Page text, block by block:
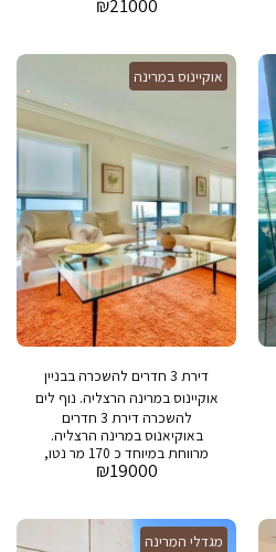
שח דמי אחזקה: 3,000 שח בבניין
: בריכת שחייה, חדר כושר, חניה
ושמירה 24/7 תיווך א.א. יפית
נכסי יוקרה. מתווך איתן בן ארי
054-4421444 מתווך ירון בן ארי
052-6960066 משרד תיווך
במרינה הרצליה
www.aayafit.co.il
#מרינההרצליה #דירהלהשכרה
#דירהלמכירה #הרצליהפיתוח
#הרצליה #נכסייוקרה #יוקרה
#ישראל #מרינה #תיווךתלאביב
#תיווךמרינההרצליה #ישראל
#לגונההרצליה #מרינהוילג
#מגדליהמרינה #אוקיינוסבמרינה
#אורכידאה #פרויקטהאי
#אאיפית #ריץקרלטון #הרודס
₪21000
אוקיינוס במרינה
דירת 3 חדרים להשכרה בבניין
אוקיינוס במרינה הרצליה. נוף לים
להשכרה דירת 3 חדרים
באוקיאנוס במרינה הרצליה.
מרווחת במיוחד כ 170 מר נטו,
נוף מלא לים מחיר מבוקש :
חדר כושר, חניה ושמירה 24/7
₪19000
מגדלי המרינה